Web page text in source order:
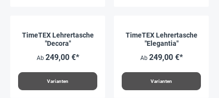
TimeTEX Lehrertasche
"Decora"
Ab 249,00 €*
Varianten
TimeTEX Lehrertasche
"Elegantia"
Ab 249,00 €*
Varianten